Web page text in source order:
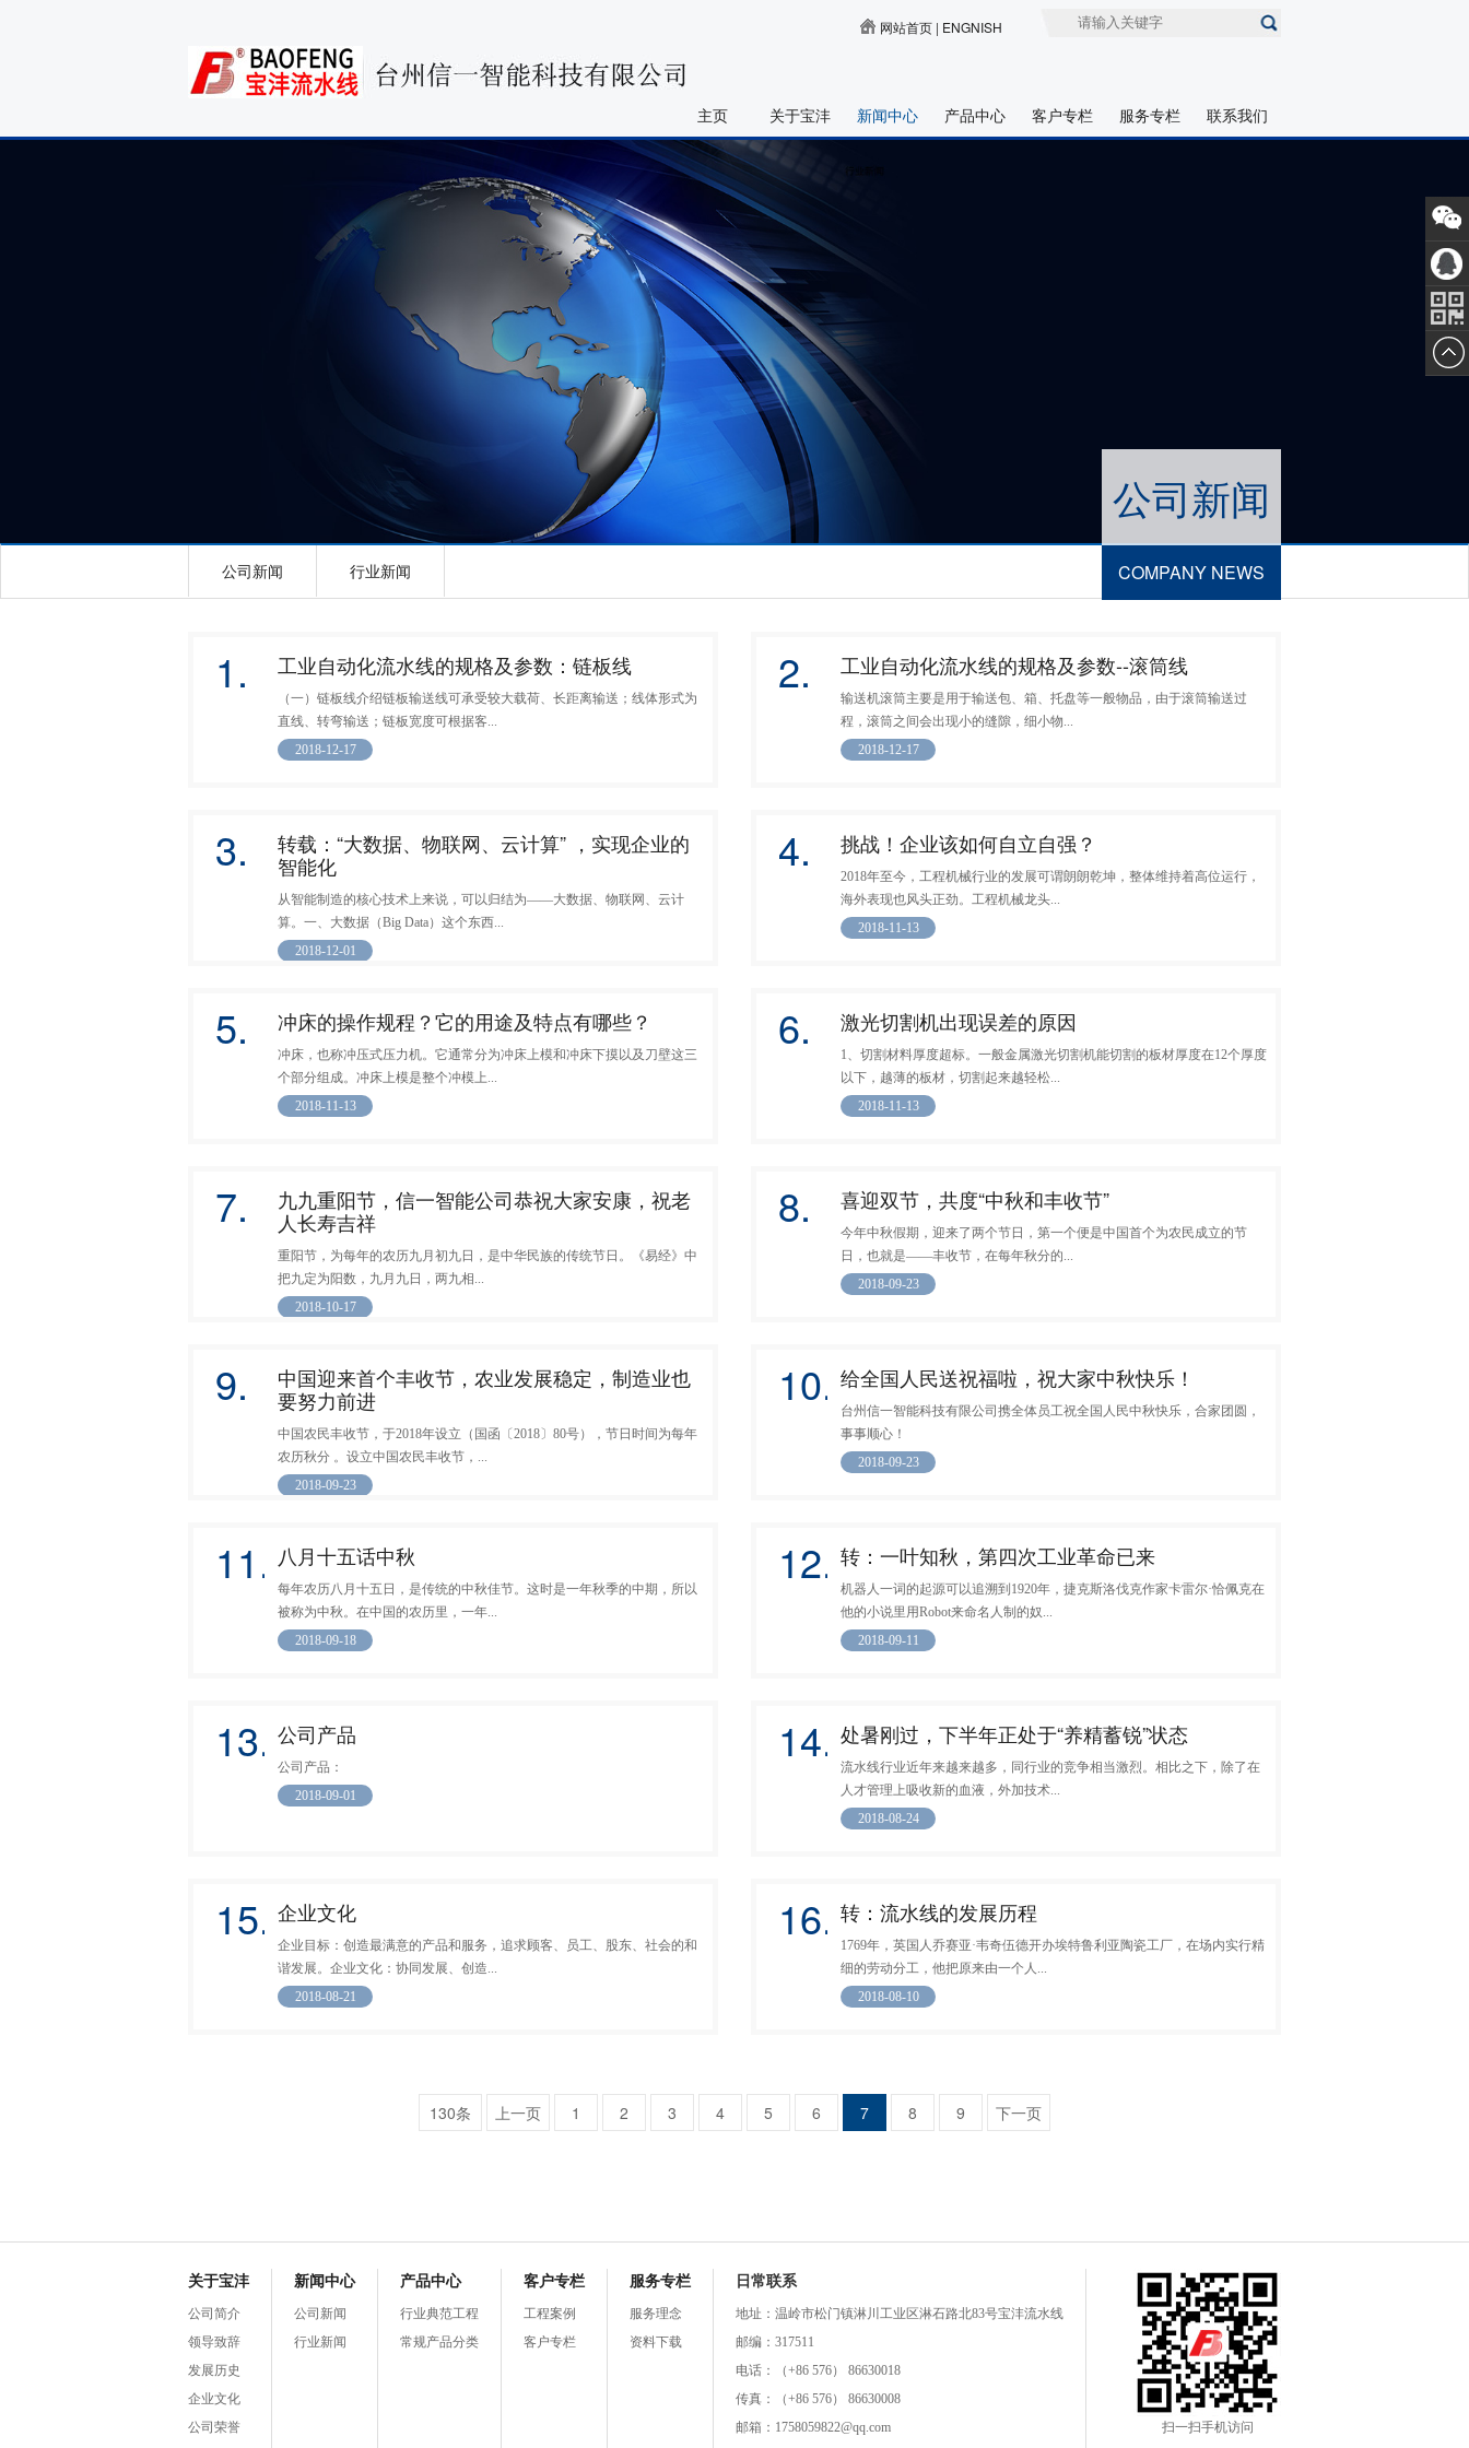
网站首页 | ENGNISH
主页 关于宝沣 新闻中心 产品中心 客户专栏 服务专栏 联系我们
公司新闻 行业新闻
公司新闻
COMPANY NEWS
1. 工业自动化流水线的规格及参数：链板线
（一）链板线介绍链板输送线可承受较大载荷、长距离输送；线体形式为
直线、转弯输送；链板宽度可根据客...
2018-12-17
2. 工业自动化流水线的规格及参数--滚筒线
输送机滚筒主要是用于输送包、箱、托盘等一般物品，由于滚筒输送过
程，滚筒之间会出现小的缝隙，细小物...
2018-12-17
3.
转载：“大数据、物联网、云计算” ，实现企业的
智能化
从智能制造的核心技术上来说，可以归结为——大数据、物联网、云计
算。一、大数据（Big Data）这个东西...
2018-12-01
4. 挑战！企业该如何自立自强？
2018年至今，工程机械行业的发展可谓朗朗乾坤，整体维持着高位运行，
海外表现也风头正劲。工程机械龙头...
2018-11-13
5. 冲床的操作规程？它的用途及特点有哪些？
冲床，也称冲压式压力机。它通常分为冲床上模和冲床下摸以及刀壁这三
个部分组成。冲床上模是整个冲模上...
2018-11-13
6. 激光切割机出现误差的原因
1、切割材料厚度超标。一般金属激光切割机能切割的板材厚度在12个厚度
以下，越薄的板材，切割起来越轻松...
2018-11-13
7.
九九重阳节，信一智能公司恭祝大家安康，祝老
人长寿吉祥
重阳节，为每年的农历九月初九日，是中华民族的传统节日。《易经》中
把九定为阳数，九月九日，两九相...
2018-10-17
8. 喜迎双节，共度“中秋和丰收节”
今年中秋假期，迎来了两个节日，第一个便是中国首个为农民成立的节
日，也就是——丰收节，在每年秋分的...
2018-09-23
9.
中国迎来首个丰收节，农业发展稳定，制造业也
要努力前进
中国农民丰收节，于2018年设立（国函〔2018〕80号），节日时间为每年
农历秋分 。设立中国农民丰收节，...
2018-09-23
10. 给全国人民送祝福啦，祝大家中秋快乐！
台州信一智能科技有限公司携全体员工祝全国人民中秋快乐，合家团圆，
事事顺心！
2018-09-23
11. 八月十五话中秋
每年农历八月十五日，是传统的中秋佳节。这时是一年秋季的中期，所以
被称为中秋。在中国的农历里，一年...
2018-09-18
12. 转：一叶知秋，第四次工业革命已来
机器人一词的起源可以追溯到1920年，捷克斯洛伐克作家卡雷尔·恰佩克在
他的小说里用Robot来命名人制的奴...
2018-09-11
13. 公司产品
公司产品：
2018-09-01
14. 处暑刚过，下半年正处于“养精蓄锐”状态
流水线行业近年来越来越多，同行业的竞争相当激烈。相比之下，除了在
人才管理上吸收新的血液，外加技术...
2018-08-24
15. 企业文化
企业目标：创造最满意的产品和服务，追求顾客、员工、股东、社会的和
谐发展。企业文化：协同发展、创造...
2018-08-21
16. 转：流水线的发展历程
1769年，英国人乔赛亚·韦奇伍德开办埃特鲁利亚陶瓷工厂，在场内实行精
细的劳动分工，他把原来由一个人...
2018-08-10
130条 上一页 1 2 3 4 5 6 7 8 9 下一页
关于宝沣
公司简介
领导致辞
发展历史
企业文化
公司荣誉
新闻中心
公司新闻
行业新闻
产品中心
行业典范工程
常规产品分类
客户专栏
工程案例
客户专栏
服务专栏
服务理念
资料下载
日常联系
地址：温岭市松门镇淋川工业区淋石路北83号宝沣流水线
邮编：317511
电话：（+86 576） 86630018
传真：（+86 576） 86630008
邮箱：1758059822@qq.com
扫一扫手机访问